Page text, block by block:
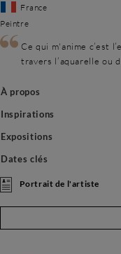
France
Peintre
Ce qui m'anime c’est
travers l’aquarelle ou
À propos
Inspirations
Expositions
Dates clés
Portrait de l'artiste